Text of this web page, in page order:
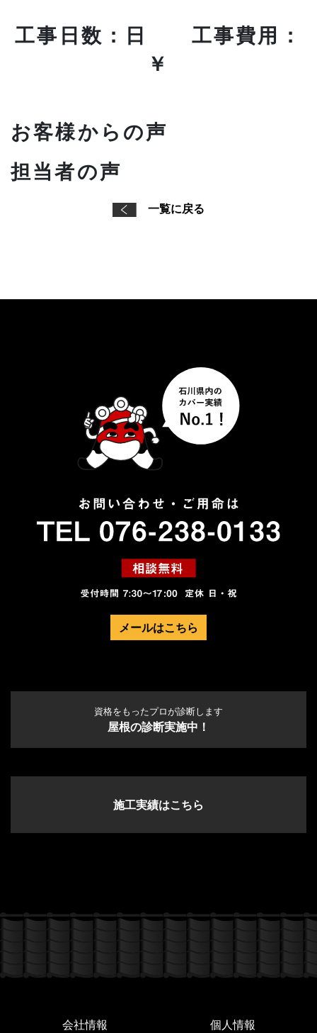
工事日数：日 工事費用：
￥
お客様からの声
担当者の声
一覧に戻る
メールはこちら
資格をもったプロが診断します
屋根の診断実施中！
施工実績はこちら
会社情報
個人情報